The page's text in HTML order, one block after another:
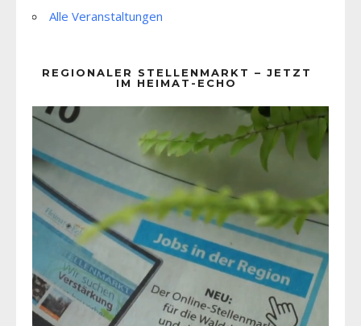
Alle Veranstaltungen
REGIONALER STELLENMARKT – JETZT
IM HEIMAT-ECHO
Player